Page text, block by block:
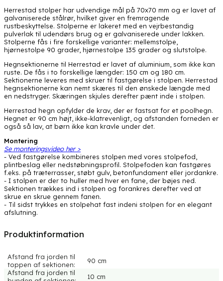
Herrestad stolper har udvendige mål på 70x70 mm og er lavet af
galvaniserede stålrør, hvilket giver en fremragende
rustbeskyttelse. Stolperne er lakeret med en vejrbestandig
pulverlak til udendørs brug og er galvaniserede under lakken.
Stolperne fås i fire forskellige varianter: mellemstolpe,
hjørnestolpe 90 grader, hjørnestolpe 135 grader og slutstolpe.
Hegnsektionerne til Herrestad er lavet af aluminium, som ikke kan
ruste. De fås i to forskellige længder: 150 cm og 180 cm.
Sektionerne leveres med skruer til fastgørelse i stolpen. Herrestad
hegnsektionerne kan nemt skæres til den ønskede længde med
en nedstryger. Skæringen skjules derefter pænt inde i stolpen.
Herrestad hegn opfylder de krav, der er fastsat for et poolhegn.
Hegnet er 90 cm højt, ikke-klatrevenligt, og afstanden forneden er
også så lav, at børn ikke kan kravle under det.
Montering
Se monteringsvideo her >
- Ved fastgørelse kombineres stolpen med vores stolpefod,
plintbeslag eller nedstøbningsprofil. Stolpefoden kan fastgøres
f.eks. på træterrasser, støbt gulv, betonfundament eller jordankre.
- I stolpen er der to huller med hver en fane, der bøjes ned.
Sektionen trækkes ind i stolpen og forankres derefter ved at
skrue en skrue gennem fanen.
- Til sidst trykkes en stolpehat fast indeni stolpen for en elegant
afslutning.
Produktinformation
Afstand fra jorden til
toppen af sektionen:
90 cm
Afstand fra jorden til
10 cm